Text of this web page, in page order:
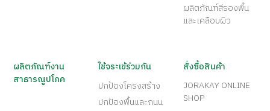
ผลิตภัณฑ์สีรองพื้น
และเคลือบผิว
ผลิตภัณฑ์งาน
สาธารณูปโภค
ใช้จระเข้ร่วมกัน
ปกป้องโครงสร้าง
ปกป้องพื้นและถนน
สั่งซื้อสินค้า
JORAKAY ONLINE
SHOP